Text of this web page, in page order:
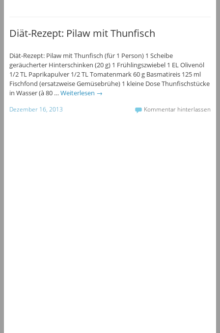
Diät-Rezept: Pilaw mit Thunfisch
Diät-Rezept: Pilaw mit Thunfisch (für 1 Person) 1 Scheibe
geräucherter Hinterschinken (20 g) 1 Frühlingszwiebel 1 EL Olivenöl
1/2 TL Paprikapulver 1/2 TL Tomatenmark 60 g Basmatireis 125 ml
Fischfond (ersatzweise Gemüsebrühe) 1 kleine Dose Thunfischstücke
in Wasser (à 80 … Weiterlesen →
Dezember 16, 2013 Kommentar hinterlassen